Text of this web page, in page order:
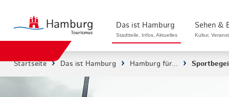
Das ist Hamburg
Stadtteile, Infos, Aktuelles
Stadtteile in Hamburg
Sehen &
Kultur,
Startseite Das ist Hamburg Hamburg für...